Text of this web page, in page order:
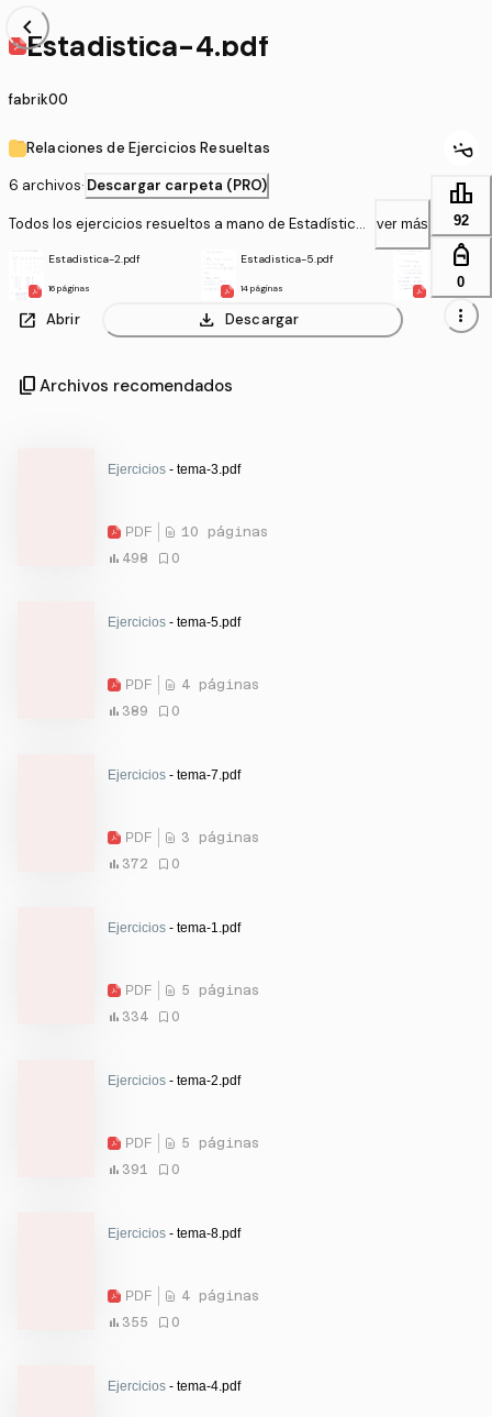
chevron_left
Estadistica-4.pdf
fabrik00
Relaciones de Ejercicios Resueltas
6 archivos· Descargar carpeta (PRO)
Todos los ejercicios resueltos a mano de Estadística
ver más
Estadistica-2.pdf
16 páginas
Estadistica-5.pdf
14 páginas 18 páginas
open_in_new Abrir download Descargar
leaderboard
92
personal_bag
0
more_vert
content_copy Archivos recomendados
Ejercicios - tema-3.pdf
PDF
10 páginas
498
0
Ejercicios - tema-5.pdf
PDF
4 páginas
389
0
Ejercicios - tema-7.pdf
PDF
3 páginas
372
0
Ejercicios - tema-1.pdf
PDF
5 páginas
334
0
Ejercicios - tema-2.pdf
PDF
5 páginas
391
0
Ejercicios - tema-8.pdf
PDF
4 páginas
355
0
Ejercicios - tema-4.pdf